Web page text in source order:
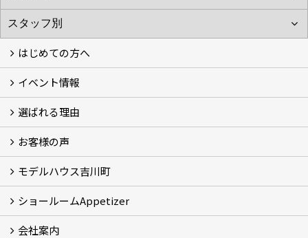
はじめての方へ
フォトギャラリー
性能について
自然素材のお家
オーナー様のおうち訪問
イベント情報
イベント情報
選ばれる理由
5つのやさしさ宣言
3つのプロ宣言
お家づくりスケジュール
お客様の声
お客様の声
モデルハウス吉川町
吉川町モデルハウス
ショールームAppetizer
Appetizer(ショールーム)
Appetizer(レンタルスペース)
会社案内